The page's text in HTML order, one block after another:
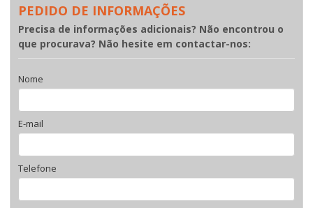
PEDIDO DE INFORMAÇÕES
Precisa de informações adicionais? Não encontrou o
que procurava? Não hesite em contactar-nos:
Nome
E-mail
Telefone